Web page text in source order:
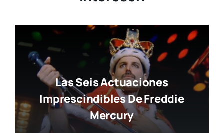
Las Seis Actuaciones
Imprescindibles De Freddie
Mercury